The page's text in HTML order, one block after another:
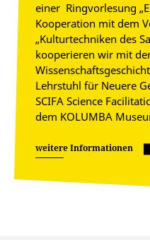
einer Ringvorlesung
Kooperation mit dem
„Kulturtechniken des
kooperieren wir mit
Lehrstuhl für Neuere
SCIFA Science
dem KOLUMBA
weitere Informationen